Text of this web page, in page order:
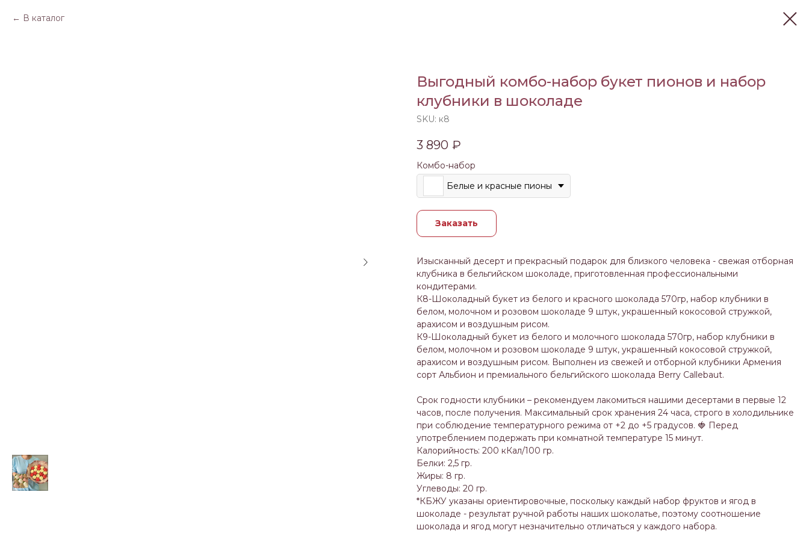
В каталог
Выгодный комбо-набор букет пионов и набор
клубники в шоколаде
SKU: к8
3 890 ₽
Комбо-набор
Белые и красные пионы
Заказать
Изысканный десерт и прекрасный подарок для близкого человека - свежая отборная
клубника в бельгийском шоколаде, приготовленная профессиональными
кондитерами.
К8-Шоколадный букет из белого и красного шоколада 570гр, набор клубники в
белом, молочном и розовом шоколаде 9 штук, украшенный кокосовой стружкой,
арахисом и воздушным рисом.
К9-Шоколадный букет из белого и молочного шоколада 570гр, набор клубники в
белом, молочном и розовом шоколаде 9 штук, украшенный кокосовой стружкой,
арахисом и воздушным рисом. Выполнен из свежей и отборной клубники Армения
сорт Альбион и премиального бельгийского шоколада Berry Callebaut.
Срок годности клубники – рекомендуем лакомиться нашими десертами в первые 12
часов, после получения. Максимальный срок хранения 24 часа, строго в холодильнике
при соблюдение температурного режима от +2 до +5 градусов. 🍓 Перед
употреблением подержать при комнатной температуре 15 минут.
Калорийность: 200 кКал/100 гр.
Белки: 2,5 гр.
Жиры: 8 гр.
Углеводы: 20 гр.
*КБЖУ указаны ориентировочные, поскольку каждый набор фруктов и ягод в
шоколаде - результат ручной работы наших шоколатье, поэтому соотношение
шоколада и ягод могут незначительно отличаться у каждого набора.